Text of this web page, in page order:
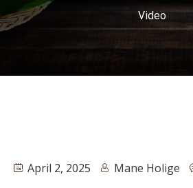
Video
April 2, 2025 Mane Holige